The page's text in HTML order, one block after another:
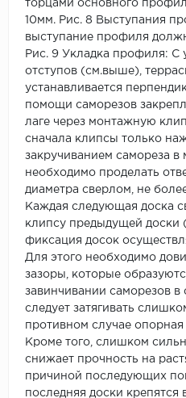
торцами основного
10мм. Рис. 8 Выступания
выступание профиля
Рис. 9 Укладка профиля: С
отступов (см.выше),
устанавливается
помощи саморезов
лаге через монтажную
сначала клипсы только
закручиванием самореза в
необходимо проделать
диаметра сверлом, не
Каждая следующая доска
клипсу предыдущей доски
фиксация досок
Для этого необходимо
зазоры, которые
завинчивании саморезов в
следует затягивать
противном случае
Кроме того, слишком
снижает прочность на
причиной последующих
последняя доски крепятся